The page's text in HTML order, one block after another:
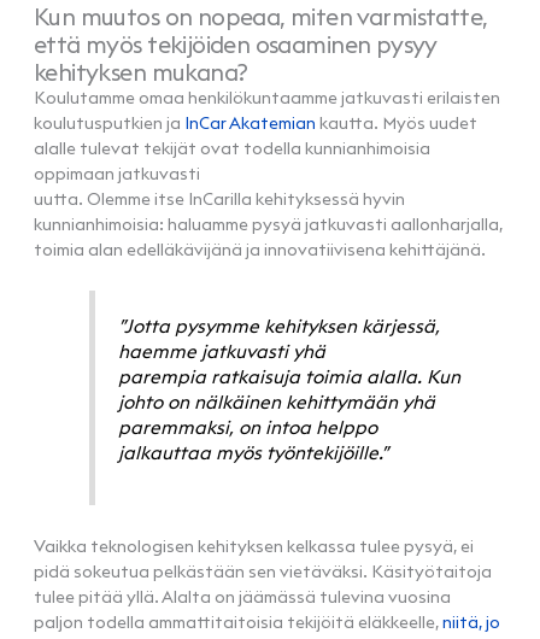
Kun muutos on nopeaa, miten varmistatte,
että myös tekijöiden osaaminen pysyy
kehityksen mukana?
Koulutamme omaa henkilökuntaamme jatkuvasti erilaisten
koulutusputkien ja InCar Akatemian kautta. Myös uudet
alalle tulevat tekijät ovat todella kunnianhimoisia
oppimaan jatkuvasti
uutta. Olemme itse InCarilla kehityksessä hyvin
kunnianhimoisia: haluamme pysyä jatkuvasti aallonharjalla,
toimia alan edelläkävijänä ja innovatiivisena kehittäjänä.
”Jotta pysymme kehityksen kärjessä,
haemme jatkuvasti yhä
parempia ratkaisuja toimia alalla. Kun
johto on nälkäinen kehittymään yhä
paremmaksi, on intoa helppo
jalkauttaa myös työntekijöille.”
Vaikka teknologisen kehityksen kelkassa tulee pysyä, ei
pidä sokeutua pelkästään sen vietäväksi. Käsityötaitoja
tulee pitää yllä. Alalta on jäämässä tulevina vuosina
paljon todella ammattitaitoisia tekijöitä eläkkeelle,niitä, jo